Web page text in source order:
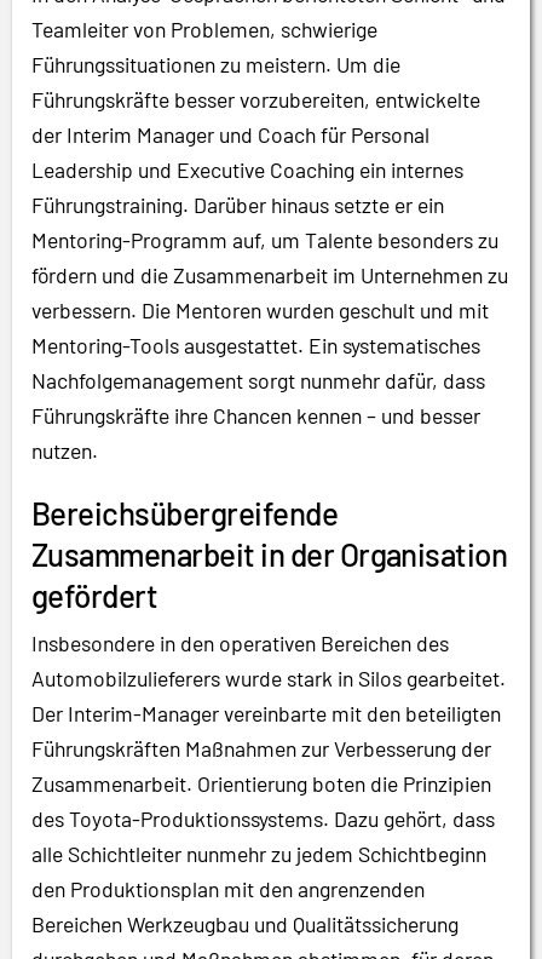
Teamleiter von Problemen, schwierige
Führungssituationen zu meistern. Um die
Führungskräfte besser vorzubereiten, entwickelte
der Interim Manager und Coach für Personal
Leadership und Executive Coaching ein internes
Führungstraining. Darüber hinaus setzte er ein
Mentoring-Programm auf, um Talente besonders zu
fördern und die Zusammenarbeit im Unternehmen zu
verbessern. Die Mentoren wurden geschult und mit
Mentoring-Tools ausgestattet. Ein systematisches
Nachfolgemanagement sorgt nunmehr dafür, dass
Führungskräfte ihre Chancen kennen – und besser
nutzen.
Bereichsübergreifende
Zusammenarbeit in der Organisation
gefördert
Insbesondere in den operativen Bereichen des
Automobilzulieferers wurde stark in Silos gearbeitet.
Der Interim-Manager vereinbarte mit den beteiligten
Führungskräften Maßnahmen zur Verbesserung der
Zusammenarbeit. Orientierung boten die Prinzipien
des Toyota-Produktionssystems. Dazu gehört, dass
alle Schichtleiter nunmehr zu jedem Schichtbeginn
den Produktionsplan mit den angrenzenden
Bereichen Werkzeugbau und Qualitätssicherung